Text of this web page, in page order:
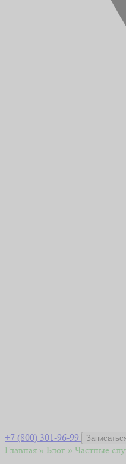
+7 (800) 301-96-99
Главная » Блог » Частные